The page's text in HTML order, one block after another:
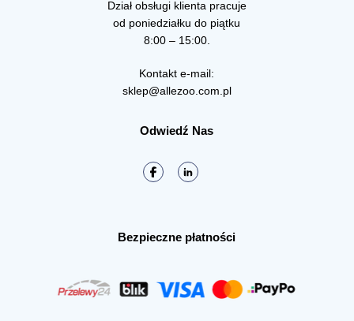
Dział obsługi klienta pracuje
od poniedziałku do piątku
8:00 – 15:00.
Kontakt e-mail:
sklep@allezoo.com.pl
Odwiedź Nas
Bezpieczne płatności